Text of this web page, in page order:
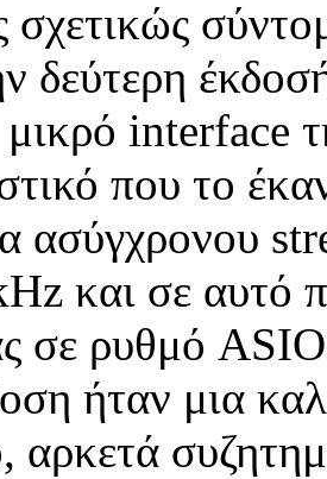
σχετικώς
δεύτερη
interface
που το
ασύγχρονου
και σε αυτό
σε ρυθμό
ήταν μια
αρκετά